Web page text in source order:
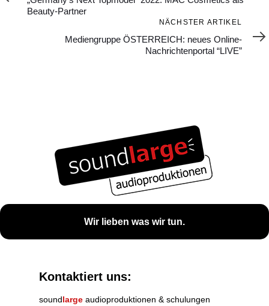
Beauty-Partner
NÄCHSTER ARTIKEL
Mediengruppe ÖSTERREICH: neues Online-
Nachrichtenportal “LIVE”
Wir lieben was wir tun.
Kontaktiert uns:
soundlarge audioproduktionen & schulungen